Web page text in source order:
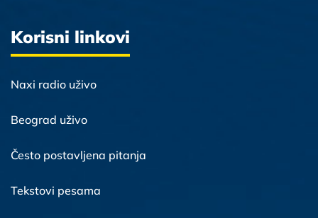
Korisni linkovi
Naxi radio uživo
Beograd uživo
Često postavljena pitanja
Tekstovi pesama